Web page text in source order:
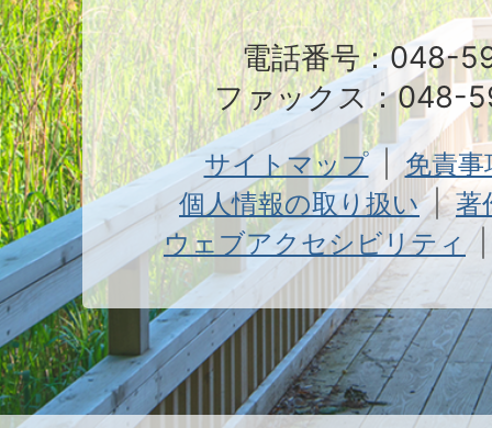
電話番号：048-
ファックス：048-
サイトマップ
免責
個人情報の取り扱い
著
ウェブアクセシビリティ